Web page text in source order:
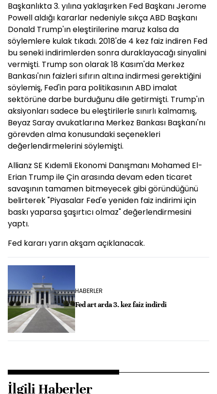
Başkanlıkta 3. yılına yaklaşırken Fed Başkanı Jerome
Powell aldığı kararlar nedeniyle sıkça ABD Başkanı
Donald Trump'ın eleştirilerine maruz kalsa da
söylemlere kulak tıkadı. 2018'de 4 kez faiz indiren Fed
bu seneki indirimlerden sonra duraklayacağı sinyalini
vermişti. Trump son olarak 18 Kasım'da Merkez
Bankası'nın faizleri sıfırın altına indirmesi gerektiğini
söylemiş, Fed'in para politikasının ABD imalat
sektörüne darbe burduğunu dile getirmişti. Trump'ın
aksiyonları sadece bu eleştirilerle sınırlı kalmamış,
Beyaz Saray avukatlarına Merkez Bankası Başkanı'nı
görevden alma konusundaki seçenekleri
değerlendirmelerini söylemişti.
Allianz SE Kıdemli Ekonomi Danışmanı Mohamed El-
Erian Trump ile Çin arasında devam eden ticaret
savaşının tamamen bitmeyecek gibi göründüğünü
belirterek "Piyasalar Fed'e yeniden faiz indirimi için
baskı yaparsa şaşırtıcı olmaz" değerlendirmesini
yaptı.
Fed kararı yarın akşam açıklanacak.
HABERLER
Fed art arda 3. kez faiz indirdi
İlgili Haberler